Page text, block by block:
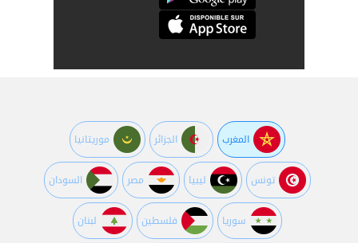
المغرب الجزائر موريتانيا
تونس ليبيا مصر السودان
سوريا فلسطين لبنان